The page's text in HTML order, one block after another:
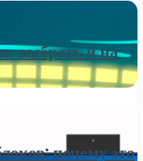
выбрать и на
почему это